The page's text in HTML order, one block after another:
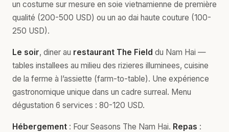
un costume sur mesure en soie vietnamienne de première
qualité (200-500 USD) ou un ao dai haute couture (100-
250 USD).
Le soir, diner au restaurant The Field du Nam Hai —
tables installees au milieu des rizieres illuminees, cuisine
de la ferme à l’assiette (farm-to-table). Une expérience
gastronomique unique dans un cadre surreal. Menu
dégustation 6 services : 80-120 USD.
Hébergement : Four Seasons The Nam Hai. Repas :